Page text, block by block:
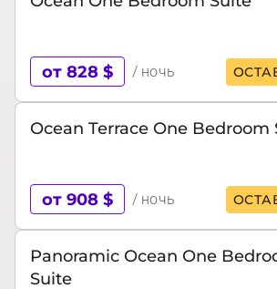
от 828 $ / ночь
Ocean Terrace One Bedroom
от 908 $ / ночь
Panoramic Ocean One
Suite